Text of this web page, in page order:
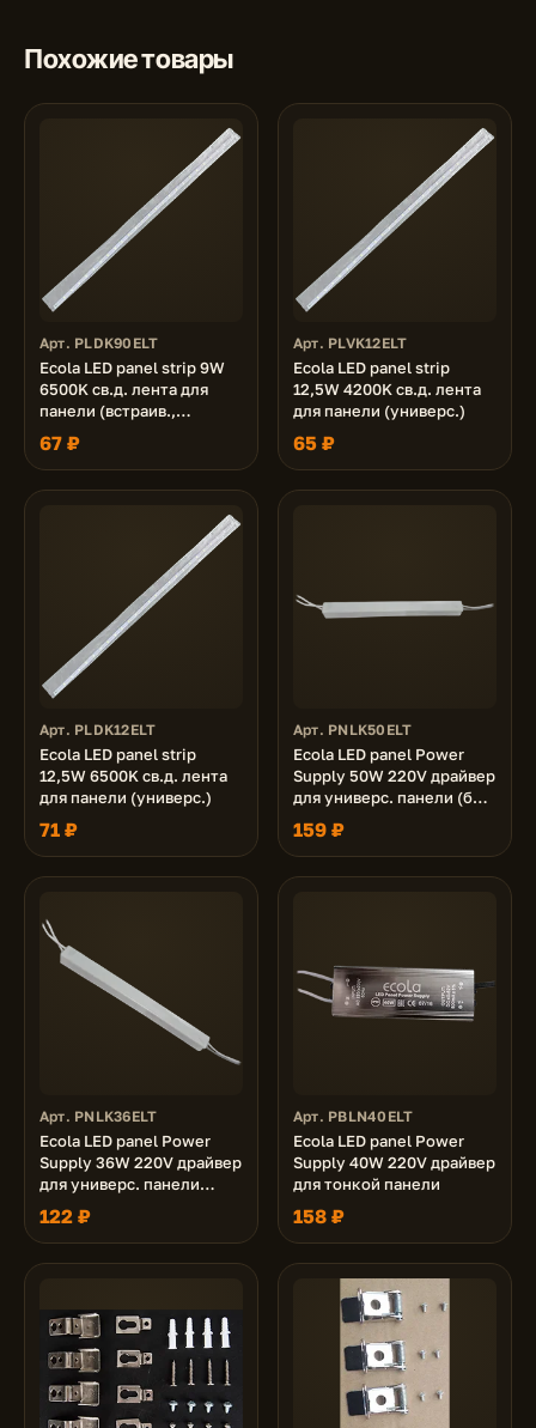
Похожие товары
Арт. PLDK90ELT
Ecola LED panel strip 9W
6500K св.д. лента для
панели (встраив.,
универс.)
67 ₽
Арт. PLVK12ELT
Ecola LED panel strip
12,5W 4200K св.д. лента
для панели (универс.)
65 ₽
Арт. PLDK12ELT
Ecola LED panel strip
12,5W 6500K св.д. лента
для панели (универс.)
71 ₽
Арт. PNLK50ELT
Ecola LED panel Power
Supply 50W 220V драйвер
для универс. панели (без
ступеньки - PN*K50ELC)
159 ₽
Арт. PNLK36ELT
Ecola LED panel Power
Supply 36W 220V драйвер
для универс. панели
(36W,72W) без ступеньки
122 ₽
Арт. PBLN40ELT
Ecola LED panel Power
Supply 40W 220V драйвер
для тонкой панели
158 ₽